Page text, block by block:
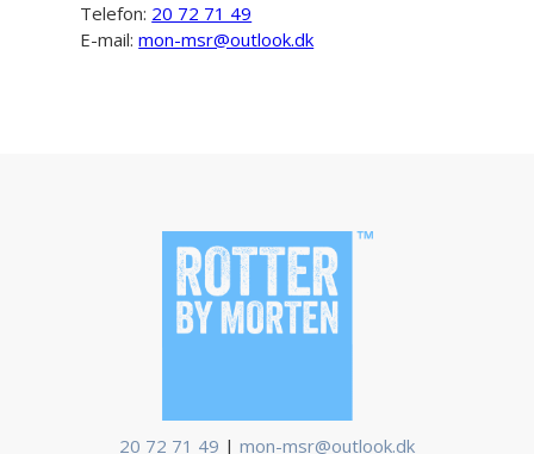
Telefon: 20 72 71 49
E-mail:mon-msr@outlook.dk
20 72 71 49 | mon-msr@outlook.dk